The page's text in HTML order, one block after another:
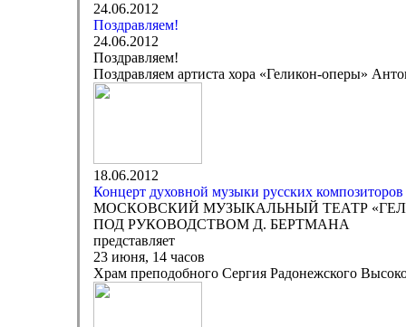
24.06.2012
Поздравляем!
24.06.2012
Поздравляем!
Поздравляем артиста хора «Геликон-оперы»
18.06.2012
Концерт духовной музыки русских
МОСКОВСКИЙ МУЗЫКАЛЬНЫЙ ТЕАТР
ПОД РУКОВОДСТВОМ Д. БЕРТМАНА
представляет
23 июня, 14 часов
Храм преподобного Сергия Радонежского